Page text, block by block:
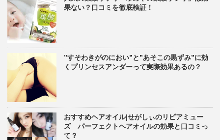
果ない？口コミを徹底検証！
”すそわきがのにおい”と”あそこの黒ずみ”に効
くプリンセスアンダーって実際効果あるの？
おすすめヘアオイル|せがしぃのリピアミュー
ズ パーフェクトヘアオイルの効果と口コミっ
て？